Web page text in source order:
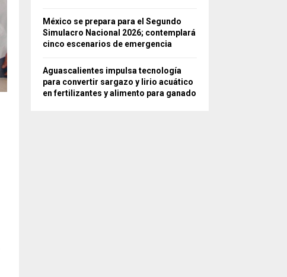
México se prepara para el Segundo
Simulacro Nacional 2026; contemplará
cinco escenarios de emergencia
Aguascalientes impulsa tecnología
para convertir sargazo y lirio acuático
en fertilizantes y alimento para ganado